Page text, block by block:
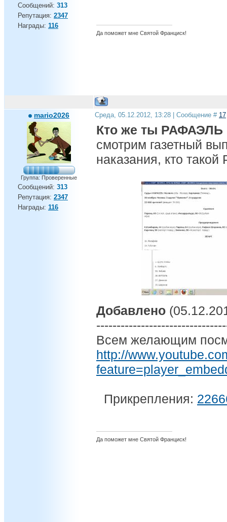
Сообщений: 313
Репутация: 2347
Награды: 116
Да поможет мне Святой Франциск!
mario2026
Группа: Проверенные
Сообщений: 313
Репутация: 2347
Награды: 116
Среда, 05.12.2012, 13:28 | Сообщение # 17
Кто же ты
смотрим газетный
наказания, кто
Добавлено
Всем желающим
http://
Прикрепления:
Да поможет мне Святой Франциск!